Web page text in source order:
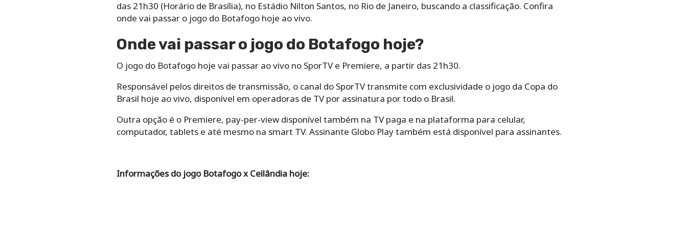
das 21h30 (Horário de Brasília), no Estádio Nilton Santos, no Rio de Janeiro, buscando a classificação. Confira
onde vai passar o jogo do Botafogo hoje ao vivo.
Onde vai passar o jogo do Botafogo hoje?
O jogo do Botafogo hoje vai passar ao vivo no SporTV e Premiere, a partir das 21h30.
Responsável pelos direitos de transmissão, o canal do SporTV transmite com exclusividade o jogo da Copa do
Brasil hoje ao vivo, disponível em operadoras de TV por assinatura por todo o Brasil.
Outra opção é o Premiere, pay-per-view disponível também na TV paga e na plataforma para celular,
computador, tablets e até mesmo na smart TV. Assinante Globo Play também está disponível para assinantes.
Informações do jogo Botafogo x Ceilândia hoje: